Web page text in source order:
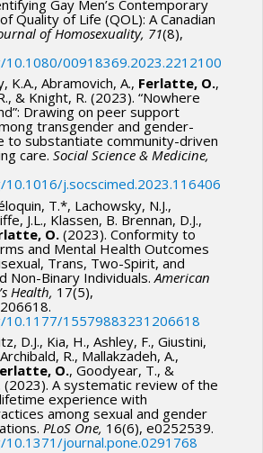
Gay Men’s Contemporary
Quality of Life (QOL): A Canadian
of Homosexuality, 71(8),
00918369.2023.2212100
K.A., Abramovich, A., Ferlatte, O.,
& Knight, R. (2023). “Nowhere
Drawing on peer support
transgender and gender-
to substantiate community-driven
care. Social Science & Medicine,
j.socscimed.2023.116406
T.*, Lachowsky, N.J.,
J.L., Klassen, B. Brennan, D.J.,
O. (2023). Conformity to
and Mental Health Outcomes
Trans, Two-Spirit, and
Non-Binary Individuals. American
Health, 17(5),
15579883231206618
D.J., Kia, H., Ashley, F., Giustini,
R., Mallakzadeh, A.,
O., Goodyear, T., &
(2023). A systematic review of the
experience with
among sexual and gender
PLoS One, 16(6), e0252539.
journal.pone.0291768